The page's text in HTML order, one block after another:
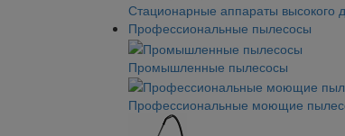
Стационарные аппараты высокого
Профессиональные пылесосы
Промышленные пылесосы
Профессиональные моющие